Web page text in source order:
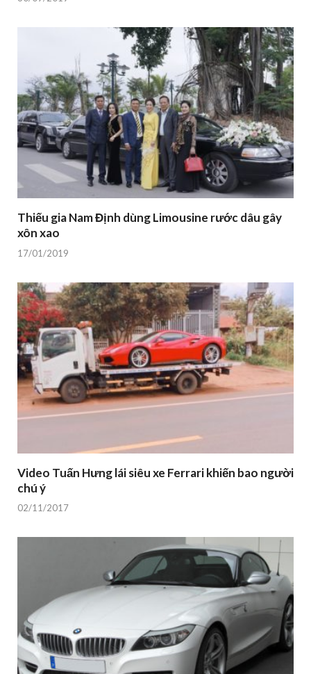
Thiếu gia Nam Định dùng Limousine rước dâu gây
xôn xao
17/01/2019
Video Tuấn Hưng lái siêu xe Ferrari khiến bao người
chú ý
02/11/2017